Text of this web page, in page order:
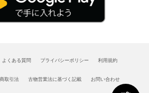
よくある質問 プライバシーポリシー 利用規約
取引法 古物営業法に基づく記載 お問い合わせ